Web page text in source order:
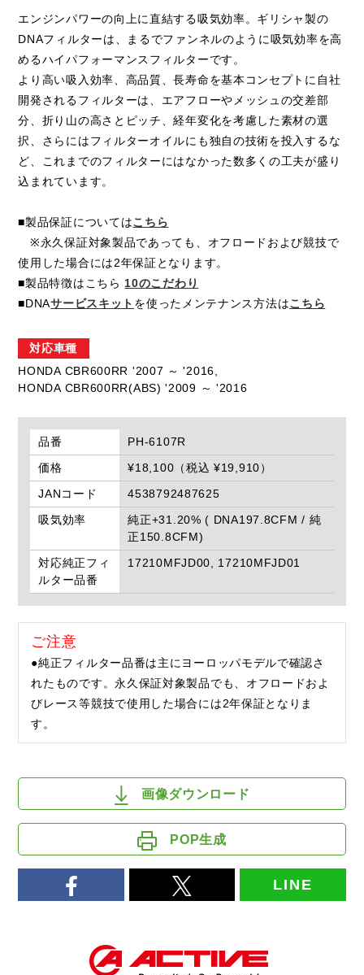
エンジンパワーの向上に直結する吸気効率。ギリシャ製の
DNAフィルターは、まるでファンネルのように吸気効率を高
めるハイパフォーマンスフィルターです。
より高い吸入効率、高品質、長寿命を基本コンセプトに自社
開発されるフィルターは、エアフローやメッシュの交差部
分、折り山の高さとピッチ、経年変化を考慮した素材の選
択、さらにはフィルターオイルにも独自の技術を投入するな
ど、これまでのフィルターにはなかった数多くの工夫が盛り
込まれています。
■製品保証についてはこちら
※永久保証対象製品であっても、オフロードおよび競技で
使用した場合には2年保証となります。
■製品特徴はこちら 10のこだわり
■DNAサービスキット を使ったメンテナンス方法はこちら
対応車種
HONDA CBR600RR '2007 ～ '2016,
HONDA CBR600RR(ABS) '2009 ～ '2016
品番
PH-6107R
価格
¥18,100（税込 ¥19,910）
JANコード
4538792487625
吸気効率
純正+31.20% ( DNA197.8CFM / 純
正150.8CFM)
対応純正フィ
ルター品番
17210MFJD00, 17210MFJD01
ご注意
●純正フィルター品番は主にヨーロッパモデルで確認さ
れたものです。永久保証対象製品でも、オフロードおよ
びレース等競技で使用した場合には2年保証となりま
す。
画像ダウンロード
POP生成
LINE